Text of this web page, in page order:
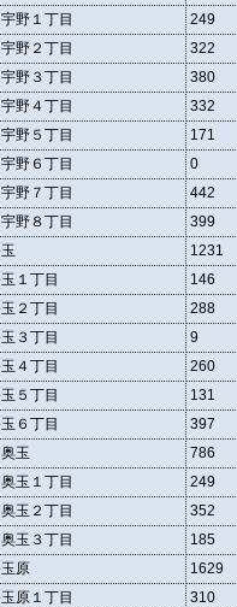
宇野１丁目 249
宇野２丁目 322
宇野３丁目 380
宇野４丁目 332
宇野５丁目 171
宇野６丁目 0
宇野７丁目 442
宇野８丁目 399
玉 1231
玉１丁目 146
玉２丁目 288
玉３丁目 9
玉４丁目 260
玉５丁目 131
玉６丁目 397
奥玉 786
奥玉１丁目 249
奥玉２丁目 352
奥玉３丁目 185
玉原 1629
玉原１丁目 310